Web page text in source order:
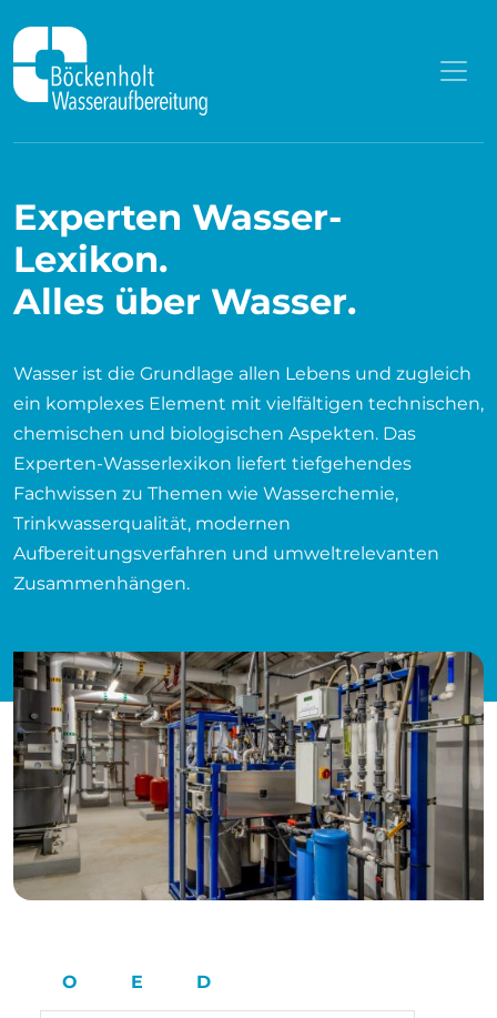
Experten Wasser-
Lexikon.
Alles über Wasser.
Wasser ist die Grundlage allen Lebens und zugleich
ein komplexes Element mit vielfältigen technischen,
chemischen und biologischen Aspekten. Das
Experten-Wasserlexikon liefert tiefgehendes
Fachwissen zu Themen wie Wasserchemie,
Trinkwasserqualität, modernen
Aufbereitungsverfahren und umweltrelevanten
Zusammenhängen.
O E D